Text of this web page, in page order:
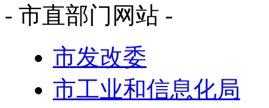
- 市直部门网站 -
市发改委
市工业和信息化局